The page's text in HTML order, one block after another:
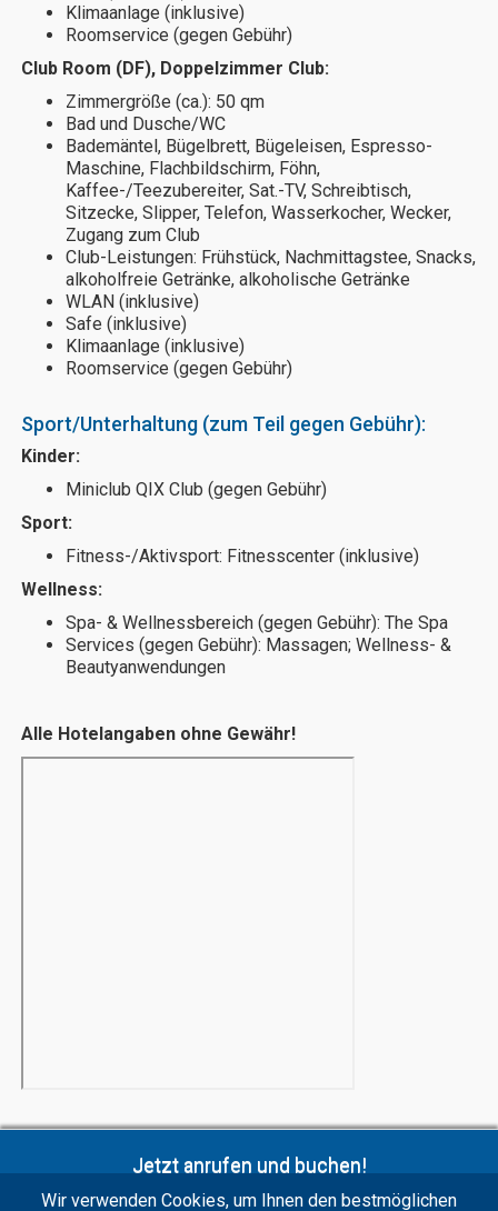
Klimaanlage (inklusive)
Roomservice (gegen Gebühr)
Club Room (DF), Doppelzimmer Club:
Zimmergröße (ca.): 50 qm
Bad und Dusche/WC
Bademäntel, Bügelbrett, Bügeleisen, Espresso-
Maschine, Flachbildschirm, Föhn,
Kaffee-/Teezubereiter, Sat.-TV, Schreibtisch,
Sitzecke, Slipper, Telefon, Wasserkocher, Wecker,
Zugang zum Club
Club-Leistungen: Frühstück, Nachmittagstee, Snacks,
alkoholfreie Getränke, alkoholische Getränke
WLAN (inklusive)
Safe (inklusive)
Klimaanlage (inklusive)
Roomservice (gegen Gebühr)
Sport/Unterhaltung (zum Teil gegen Gebühr):
Kinder:
Miniclub QIX Club (gegen Gebühr)
Sport:
Fitness-/Aktivsport: Fitnesscenter (inklusive)
Wellness:
Spa- & Wellnessbereich (gegen Gebühr): The Spa
Services (gegen Gebühr): Massagen; Wellness- &
Beautyanwendungen
Alle Hotelangaben ohne Gewähr!
Jetzt anrufen und buchen!
+41 41 418 80 30
Wir verwenden Cookies, um Ihnen den bestmöglichen